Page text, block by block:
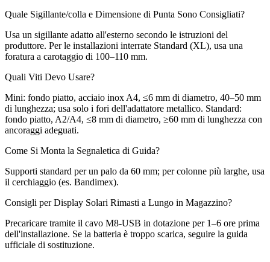
Quale Sigillante/colla e Dimensione di Punta Sono Consigliati?
Usa un sigillante adatto all'esterno secondo le istruzioni del
produttore. Per le installazioni interrate Standard (XL), usa una
foratura a carotaggio di 100–110 mm.
Quali Viti Devo Usare?
Mini: fondo piatto, acciaio inox A4, ≤6 mm di diametro, 40–50 mm
di lunghezza; usa solo i fori dell'adattatore metallico. Standard:
fondo piatto, A2/A4, ≤8 mm di diametro, ≥60 mm di lunghezza con
ancoraggi adeguati.
Come Si Monta la Segnaletica di Guida?
Supporti standard per un palo da 60 mm; per colonne più larghe, usa
il cerchiaggio (es. Bandimex).
Consigli per Display Solari Rimasti a Lungo in Magazzino?
Precaricare tramite il cavo M8-USB in dotazione per 1–6 ore prima
dell'installazione. Se la batteria è troppo scarica, seguire la guida
ufficiale di sostituzione.